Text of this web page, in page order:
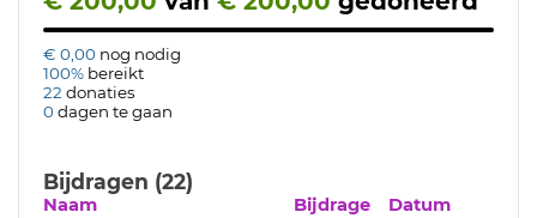
€ 0,00 nog nodig
100% bereikt
22 donaties
0dagen te gaan
Bijdragen (22)
Naam Bijdrage Datum